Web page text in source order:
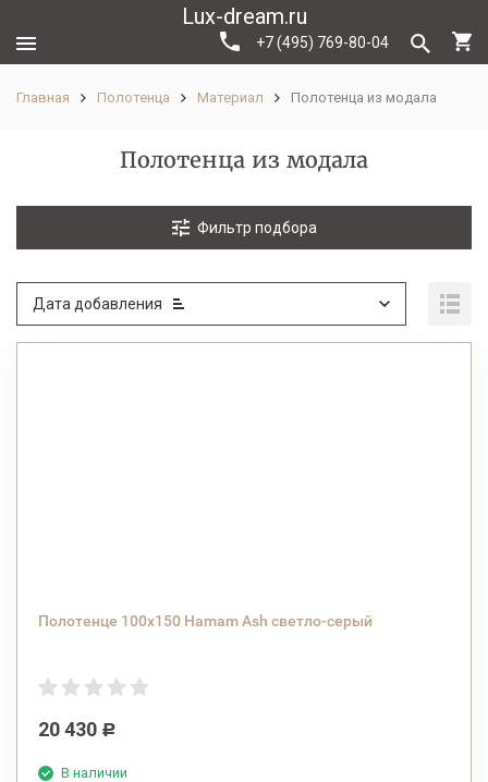
Lux-dream.ru
+7 (495) 769-80-04
Главная Полотенца Материал Полотенца из модала
Полотенца из модала
Фильтр подбора
Дата добавления
Полотенце 100х150 Hamam Ash светло-серый
20 430 Р
В наличии